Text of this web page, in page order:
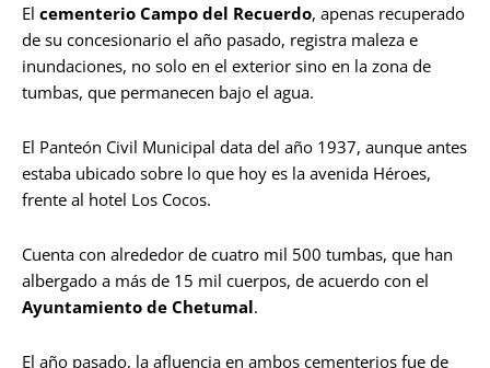
El cementerio Campo del Recuerdo, apenas recuperado
de su concesionario el año pasado, registra maleza e
inundaciones, no solo en el exterior sino en la zona de
tumbas, que permanecen bajo el agua.
El Panteón Civil Municipal data del año 1937, aunque antes
estaba ubicado sobre lo que hoy es la avenida Héroes,
frente al hotel Los Cocos.
Cuenta con alrededor de cuatro mil 500 tumbas, que han
albergado a más de 15 mil cuerpos, de acuerdo con el
Ayuntamiento de Chetumal.
El año pasado, la afluencia en ambos cementerios fue de